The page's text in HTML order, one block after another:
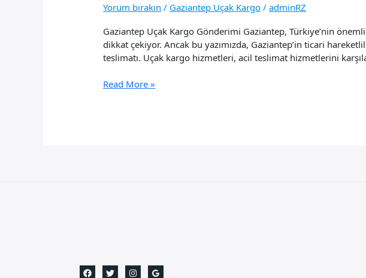
Yorum bırakın / Gaziantep Uçak Kargo /adminRZ
Gaziantep Uçak Kargo Gönderimi Gaziantep, Türkiye’nin
dikkat çekiyor. Ancak bu yazımızda, Gaziantep’in ticari
teslimatı. Uçak kargo hizmetleri, acil teslimat hizmetlerini
Gaziantep
Read More »